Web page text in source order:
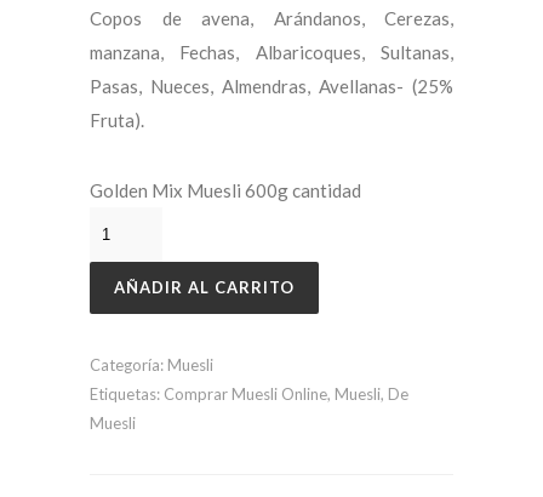
Copos de avena, Arándanos, Cerezas,
manzana, Fechas, Albaricoques, Sultanas,
Pasas, Nueces, Almendras, Avellanas- (25%
Fruta).
Golden Mix Muesli 600g cantidad
AÑADIR AL CARRITO
Categoría: Muesli
Etiquetas: Comprar Muesli Online, Muesli, De
Muesli